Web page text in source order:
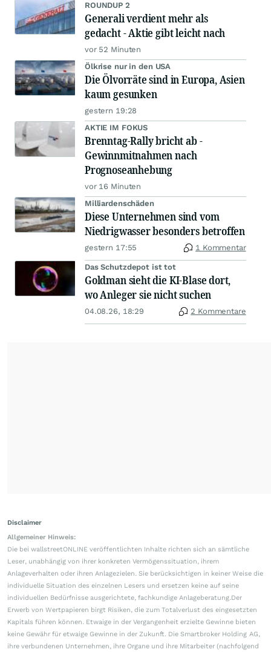
ROUNDUP 2
Generali verdient mehr als
gedacht - Aktie gibt leicht nach
vor 52 Minuten
Ölkrise nur in den USA
Die Ölvorräte sind in Europa, Asien
kaum gesunken
gestern 19:28
AKTIE IM FOKUS
Brenntag-Rally bricht ab -
Gewinnmitnahmen nach
Prognoseanhebung
vor 16 Minuten
Milliardenschäden
Diese Unternehmen sind vom
Niedrigwasser besonders betroffen
gestern 17:55 1 Kommentar
Das Schutzdepot ist tot
Goldman sieht die KI-Blase dort,
wo Anleger sie nicht suchen
04.08.26, 18:29 2 Kommentare
Disclaimer
Allgemeiner Hinweis:
Die bei wallstreetONLINE veröffentlichten Inhalte richten sich an sämtliche
Leser, unabhängig von ihrer konkreten Vermögenssituation, ihrem
Anlageverhalten oder ihren Anlagezielen. Sie berücksichtigen in keiner Weise die
individuelle Situation des einzelnen Lesers und ersetzen keine auf seine
individuellen Bedürfnisse ausgerichtete, fachkundige Anlageberatung.Der
Erwerb von Wertpapieren birgt Risiken, die zum Totalverlust des eingesetzten
Kapitals führen können. Etwaige in der Vergangenheit erzielte Gewinne bieten
keine Gewähr für etwaige Gewinne in der Zukunft. Die Smartbroker Holding AG,
ihre verbundenen Unternehmen, ihre Organe und ihre Mitarbeiter (nachfolgend